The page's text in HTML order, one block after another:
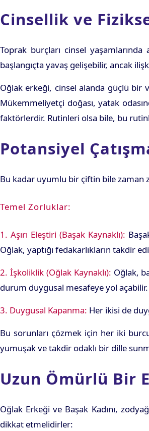
Cinsellik ve
Toprak burçları cinsel
başlangıçta yavaş gelişebilir, ancak
Oğlak erkeği, cinsel alanda güçlü bir
Mükemmeliyetçi doğası, yatak
faktörlerdir. Rutinleri olsa bile, bu
Potansiyel
Bu kadar uyumlu bir çiftin bile zaman
Temel Zorluklar:
1. Aşırı Eleştiri (Başak Kaynaklı):
Oğlak, yaptığı fedakarlıkların takdir
2. İşkoliklik (Oğlak Kaynaklı): Oğlak,
durum duygusal mesafeye yol açabilir.
3. Duygusal Kapanma: Her ikisi de
Bu sorunları çözmek için her iki
yumuşak ve takdir odaklı bir dille
Uzun Ömürlü Bir
Oğlak Erkeği ve Başak Kadını,
dikkat etmelidirler: